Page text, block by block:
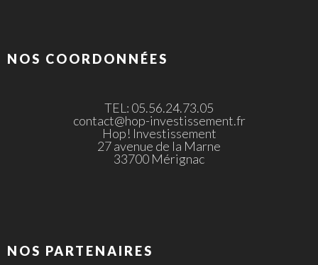
NOS COORDONNÉES
TEL: 05.56.24.73.05
contact@hop-investissement.fr
Hop! Investissement
27 avenue de la Marne
33700 Mérignac
NOS PARTENAIRES